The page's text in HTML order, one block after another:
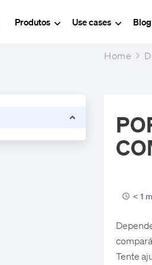
Produtos Use cases Blog
Home
< 1
Tente